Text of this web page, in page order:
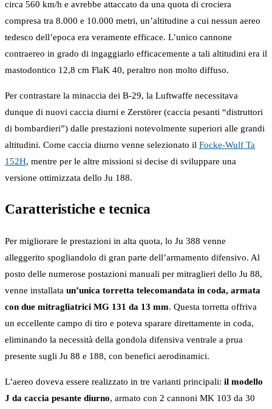
circa 560 km/h e avrebbe attaccato da una quota di crociera
compresa tra 8.000 e 10.000 metri, un’altitudine a cui nessun aereo
tedesco dell’epoca era veramente efficace. L’unico cannone
contraereo in grado di ingaggiarlo efficacemente a tali altitudini era il
mastodontico 12,8 cm FlaK 40, peraltro non molto diffuso.
Per contrastare la minaccia dei B-29, la Luftwaffe necessitava
dunque di nuovi caccia diurni e Zerstörer (caccia pesanti “distruttori
di bombardieri”) dalle prestazioni notevolmente superiori alle grandi
altitudini. Come caccia diurno venne selezionato il Focke-Wulf Ta
152H, mentre per le altre missioni si decise di sviluppare una
versione ottimizzata dello Ju 188.
Caratteristiche e tecnica
Per migliorare le prestazioni in alta quota, lo Ju 388 venne
alleggerito spogliandolo di gran parte dell’armamento difensivo. Al
posto delle numerose postazioni manuali per mitraglieri dello Ju 88,
venne installata un’unica torretta telecomandata in coda, armata
con due mitragliatrici MG 131 da 13 mm. Questa torretta offriva
un eccellente campo di tiro e poteva sparare direttamente in coda,
eliminando la necessità della gondola difensiva ventrale a prua
presente sugli Ju 88 e 188, con benefici aerodinamici.
L’aereo doveva essere realizzato in tre varianti principali: il modello
J da caccia pesante diurno, armato con 2 cannoni MK 103 da 30